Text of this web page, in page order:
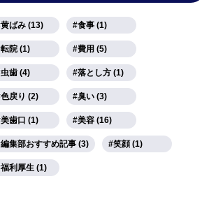
黄ばみ (13) 食事 (1)
転院 (1) 費用 (5)
虫歯 (4) 落とし方 (1)
色戻り (2) 臭い (3)
美歯口 (1) 美容 (16)
編集部おすすめ記事 (3) 笑顔 (1)
福利厚生 (1)